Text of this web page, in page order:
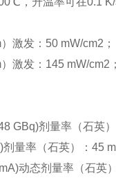
激发：50 mW/cm2；
激发：145 mW/cm2；
GBq)剂量率（石英）
量率（石英）：45
动态剂量率（石英